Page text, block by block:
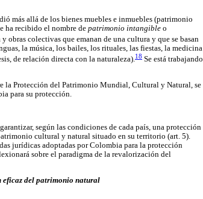
más allá de los bienes muebles e inmuebles (patrimonio
ha recibido el nombre de patrimonio intangible o
colectivas que emanan de una cultura y que se basan
la música, los bailes, los rituales, las fiestas, la medicina
de relación directa con la naturaleza).18 Se está trabajando
la Protección del Patrimonio Mundial, Cultural y Natural, se
para su protección.
según las condiciones de cada país, una protección
cultural y natural situado en su territorio (art. 5).
jurídicas adoptadas por Colombia para la protección
sobre el paradigma de la revalorización del
eficaz del patrimonio natural